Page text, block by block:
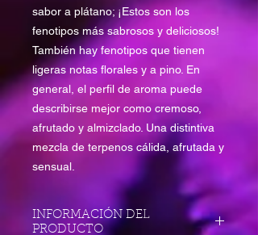
sabor a plátano; ¡Estos son los
fenotipos más sabrosos y deliciosos!
También hay fenotipos que tienen
ligeras notas florales y a pino. En
general, el perfil de aroma puede
describirse mejor como cremoso,
afrutado y almizclado. Una distintiva
mezcla de terpenos cálida, afrutada y
sensual.
INFORMACIÓN DEL
PRODUCTO